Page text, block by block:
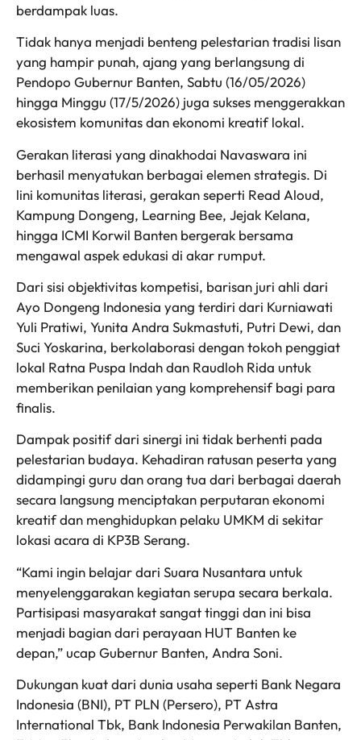
berdampak luas.
Tidak hanya menjadi benteng pelestarian tradisi lisan
yang hampir punah, ajang yang berlangsung di
Pendopo Gubernur Banten, Sabtu (16/05/2026)
hingga Minggu (17/5/2026) juga sukses menggerakkan
ekosistem komunitas dan ekonomi kreatif lokal.
Gerakan literasi yang dinakhodai Navaswara ini
berhasil menyatukan berbagai elemen strategis. Di
lini komunitas literasi, gerakan seperti Read Aloud,
Kampung Dongeng, Learning Bee, Jejak Kelana,
hingga ICMI Korwil Banten bergerak bersama
mengawal aspek edukasi di akar rumput.
Dari sisi objektivitas kompetisi, barisan juri ahli dari
Ayo Dongeng Indonesia yang terdiri dari Kurniawati
Yuli Pratiwi, Yunita Andra Sukmastuti, Putri Dewi, dan
Suci Yoskarina, berkolaborasi dengan tokoh penggiat
lokal Ratna Puspa Indah dan Raudloh Rida untuk
memberikan penilaian yang komprehensif bagi para
finalis.
Dampak positif dari sinergi ini tidak berhenti pada
pelestarian budaya. Kehadiran ratusan peserta yang
didampingi guru dan orang tua dari berbagai daerah
secara langsung menciptakan perputaran ekonomi
kreatif dan menghidupkan pelaku UMKM di sekitar
lokasi acara di KP3B Serang.
“Kami ingin belajar dari Suara Nusantara untuk
menyelenggarakan kegiatan serupa secara berkala.
Partisipasi masyarakat sangat tinggi dan ini bisa
menjadi bagian dari perayaan HUT Banten ke
depan,” ucap Gubernur Banten, Andra Soni.
Dukungan kuat dari dunia usaha seperti Bank Negara
Indonesia (BNI), PT PLN (Persero), PT Astra
International Tbk, Bank Indonesia Perwakilan Banten,